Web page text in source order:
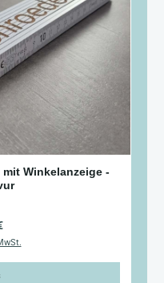
Winkelanzeige -
Preis: